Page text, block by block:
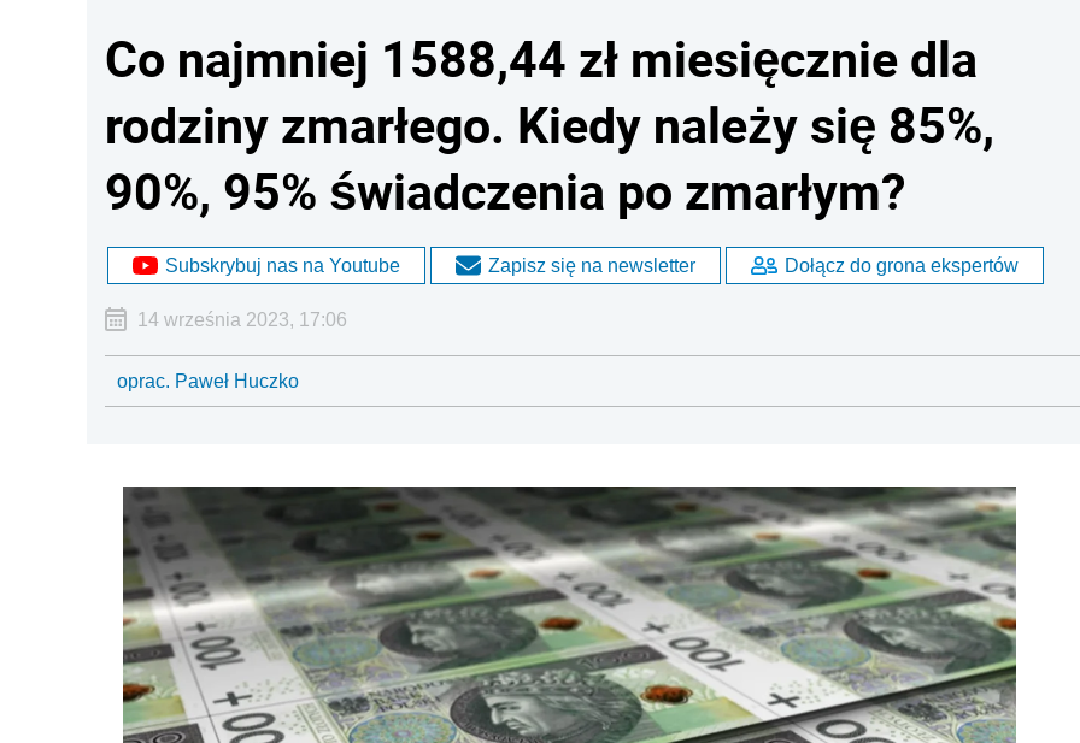
Co najmniej 1588,44 zł miesięcznie dla
rodziny zmarłego. Kiedy należy się 85%,
90%, 95% świadczenia po zmarłym?
Subskrybuj nas na Youtube Zapisz się na newsletter Dołącz do grona ekspertów
14 września 2023, 17:06
oprac. Paweł Huczko